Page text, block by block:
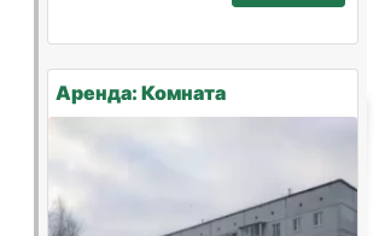
Аренда: Комната